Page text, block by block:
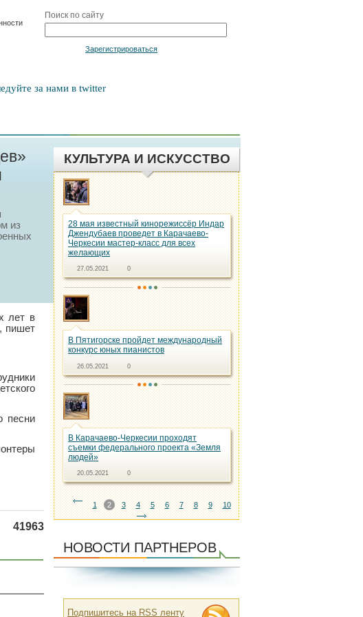
Поиск по сайту
Зарегистрироваться
за нами в twitter
из
лет в
пишет
песни
41963
КУЛЬТУРА И ИСКУССТВО
28 мая известный кинорежиссёр Индар
Джендубаев проведет в Карачаево-
Черкесии мастер-класс для всех
желающих
27.05.2021 0
В Пятигорске пройдет международный
конкурс юных пианистов
26.05.2021 0
В Карачаево-Черкесии проходят
съемки федерального проекта «Земля
людей»
20.05.2021 0
1 2 3 4 5 6 7 8 9 10
НОВОСТИ ПАРТНЕРОВ
Подпишитесь на RSS ленту